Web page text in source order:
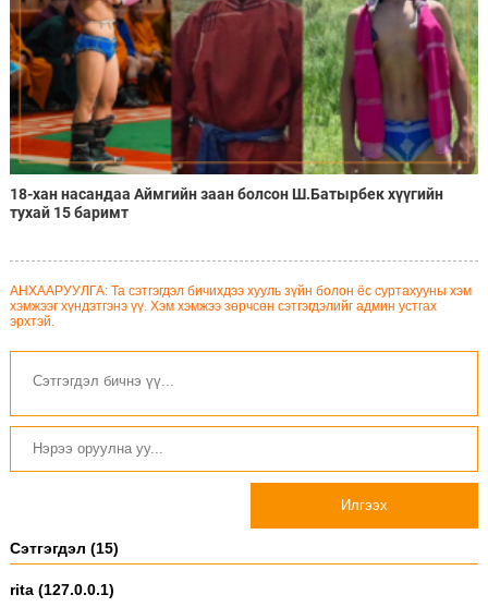
18-хан насандаа Аймгийн заан болсон Ш.Батырбек хүүгийн
тухай 15 баримт
АНХААРУУЛГА: Та сэтгэгдэл бичихдээ хууль зүйн болон ёс суртахууны хэм
хэмжээг хүндэтгэнэ үү. Хэм хэмжээ зөрчсөн сэтгэгдэлийг админ устгах
эрхтэй.
Илгээх
Сэтгэгдэл (15)
rita (127.0.0.1)